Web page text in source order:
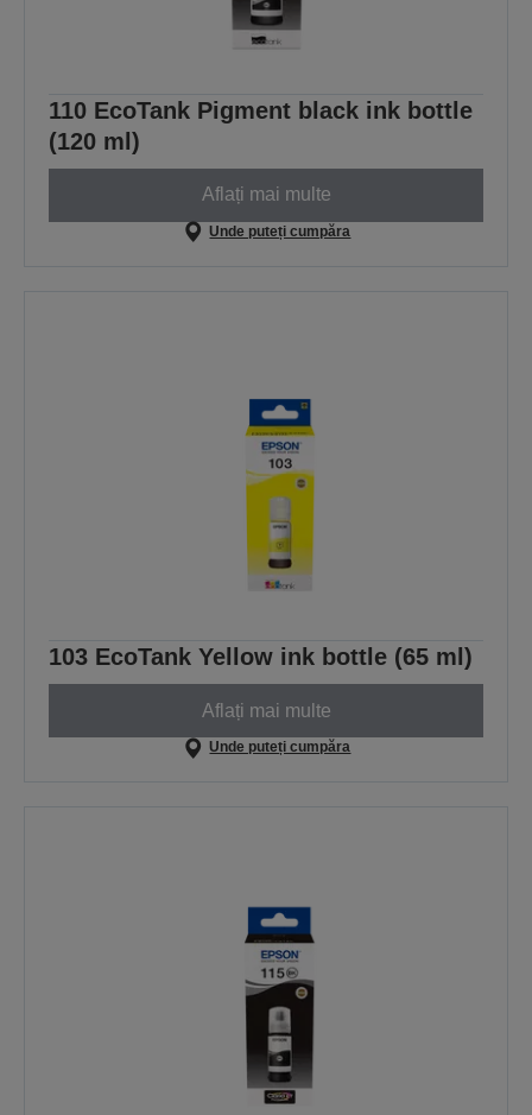
110 EcoTank Pigment black ink bottle
(120 ml)
Aflați mai multe
Unde puteți cumpăra
103 EcoTank Yellow ink bottle (65 ml)
Aflați mai multe
Unde puteți cumpăra